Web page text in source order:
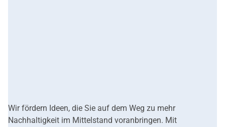
Wir fördern Ideen, die Sie auf dem Weg zu mehr
Nachhaltigkeit im Mittelstand voranbringen. Mit